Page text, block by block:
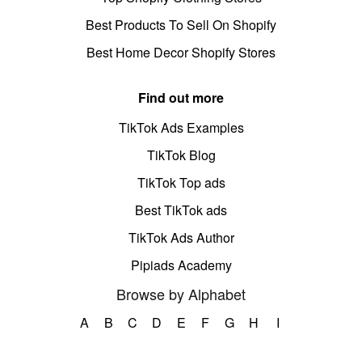
Best Products To Sell On Shopify
Best Home Decor Shopify Stores
Find out more
TikTok Ads Examples
TikTok Blog
TikTok Top ads
Best TikTok ads
TikTok Ads Author
Pipiads Academy
Browse by Alphabet
A B C D E F G H
I